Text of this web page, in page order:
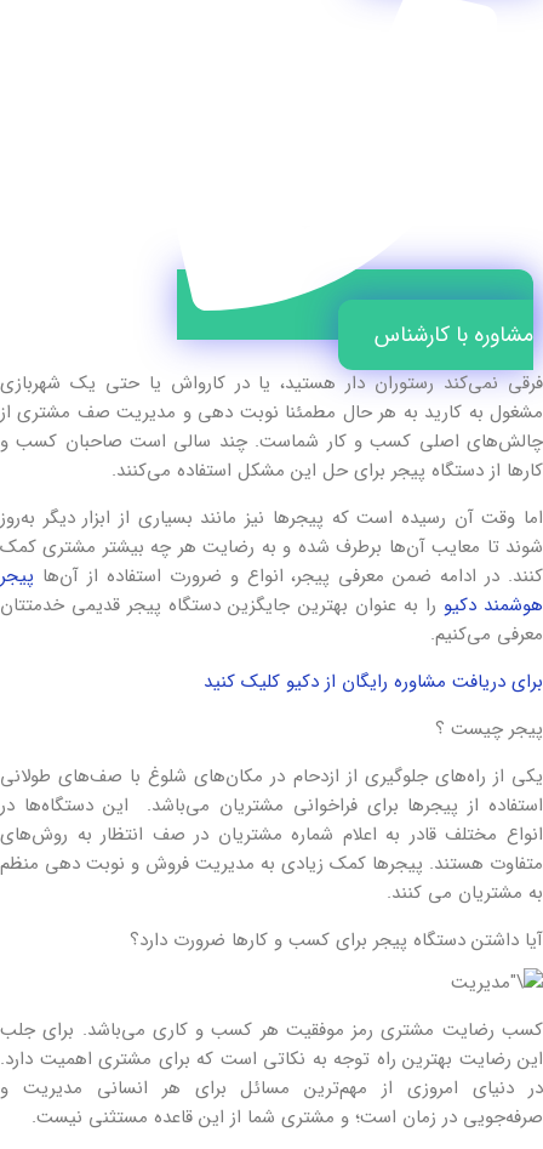
مشاوره با کارشناس
فرقی نمی‌کند رستوران دار هستید، یا در کارواش یا حتی یک شهربازی
مشغول به کارید به هر حال مطمئنا نوبت‌ دهی و مدیریت صف مشتری از
چالش‌های اصلی کسب و کار شماست. چند سالی است صاحبان کسب و
کارها از دستگاه پیجر برای حل این مشکل استفاده می‌کنند.
اما وقت آن رسیده است که پیجرها نیز مانند بسیاری از ابزار دیگر به‌روز
شوند تا معایب آن‌ها برطرف شده و به رضایت هر چه بیشتر مشتری کمک
کنند. در ادامه ضمن معرفی پیجر، انواع و ضرورت استفاده از آن‌ها پیجر
هوشمند دکیو را به عنوان بهترین جایگزین دستگاه پیجر قدیمی خدمتتان
معرفی می‌کنیم.
برای دریافت مشاوره رایگان از دکیو کلیک کنید
پیجر چیست ؟
یکی از راه‌های جلوگیری از ازدحام در مکان‌های شلوغ با صف‌های طولانی
استفاده از پیجرها برای فراخوانی مشتریان می‌باشد. این دستگاه‌ها در
انواع مختلف قادر به اعلام شماره مشتریان در صف انتظار به روش‌های
متفاوت هستند. پیجرها کمک زیادی به مدیریت فروش و نوبت دهی منظم
به مشتریان می کنند.
آیا داشتن دستگاه پیجر برای کسب و کارها ضرورت دارد؟
کسب رضایت مشتری رمز موفقیت هر کسب و کاری می‌باشد. برای جلب
این رضایت بهترین راه توجه به نکاتی است که برای مشتری اهمیت دارد.
در دنیای امروزی از مهم‌ترین مسائل برای هر انسانی مدیریت و
صرفه‌جویی در زمان است؛ و مشتری شما از این قاعده مستثنی نیست.